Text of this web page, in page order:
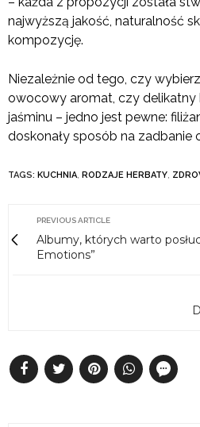
najwyższą jakość, naturalność
kompozycję.
Niezależnie od tego, czy
owocowy aromat, czy
jaśminu – jedno jest pewne:
doskonały sposób na zadbanie
TAGS: KUCHNIA, RODZAJE HERBATY,
PREVIOUS ARTICLE
Albumy, których warto
Emotions”